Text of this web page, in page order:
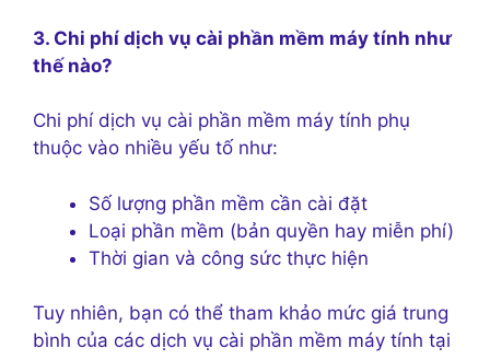
3. Chi phí dịch vụ cài phần mềm máy tính như
thế nào?
Chi phí dịch vụ cài phần mềm máy tính phụ
thuộc vào nhiều yếu tố như:
Số lượng phần mềm cần cài đặt
Loại phần mềm (bản quyền hay miễn phí)
Thời gian và công sức thực hiện
Tuy nhiên, bạn có thể tham khảo mức giá trung
bình của các dịch vụ cài phần mềm máy tính tại